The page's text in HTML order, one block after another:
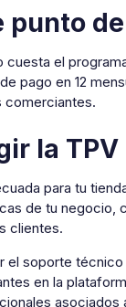
punto
cuesta el
pago en 12
comerciantes.
la
para tu
de tu negocio,
clientes.
el soporte
en la